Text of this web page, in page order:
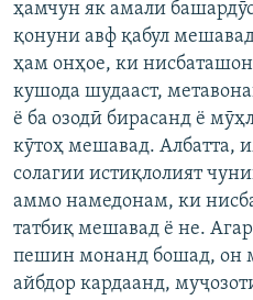
ҳамчун як амали
қонуни авф қабул
ҳам онҳое, ки
кушода шудааст,
ё ба озодӣ бирасанд ё
кӯтоҳ мешавад. Албатта,
солагии истиқлолият
аммо намедонам, ки
татбиқ мешавад ё не.
пешин монанд бошад, он
айбдор кардаанд,